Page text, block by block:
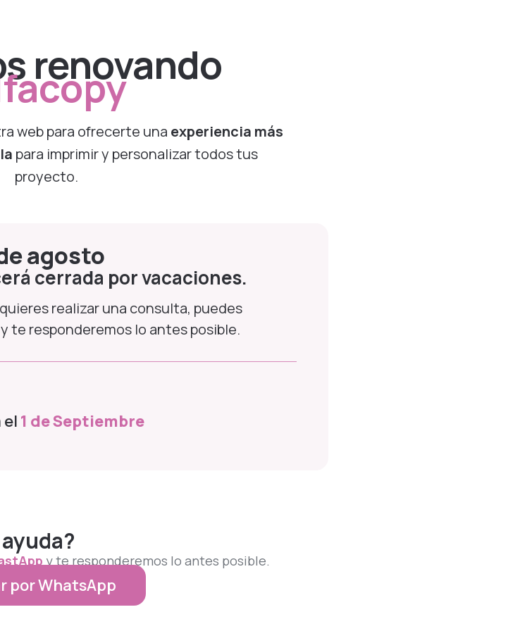
renovando
web para ofrecerte una experiencia más
para imprimir y personalizar todos tus
proyecto.
agosto
cerrada por vacaciones.
realizar una consulta, puedes
y te responderemos lo antes posible.
el 1 deSeptiembre
y te responderemos lo antes posible.
por WhatsApp